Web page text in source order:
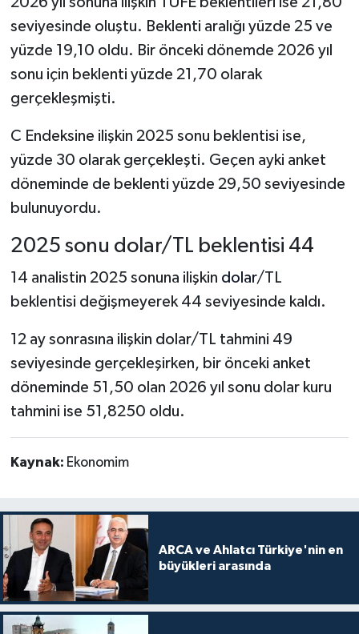
seviyesinde oluştu. Beklenti aralığı yüzde 25 ve
yüzde 19,10 oldu. Bir önceki dönemde 2026 yıl
sonu için beklenti yüzde 21,70 olarak
gerçekleşmişti.
C Endeksine ilişkin 2025 sonu beklentisi ise,
yüzde 30 olarak gerçekleşti. Geçen ayki anket
döneminde de beklenti yüzde 29,50 seviyesinde
bulunuyordu.
2025 sonu dolar/TL beklentisi 44
14 analistin 2025 sonuna ilişkin dolar/TL
beklentisi değişmeyerek 44 seviyesinde kaldı.
12 ay sonrasına ilişkin dolar/TL tahmini 49
seviyesinde gerçekleşirken, bir önceki anket
döneminde 51,50 olan 2026 yıl sonu dolar kuru
tahmini ise 51,8250 oldu.
Kaynak: Ekonomim
ARCA ve Ahlatcı Türkiye'nin en
büyükleri arasında